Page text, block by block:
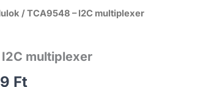
/ TCA9548 – I2C multiplexer
multiplexer
Ft